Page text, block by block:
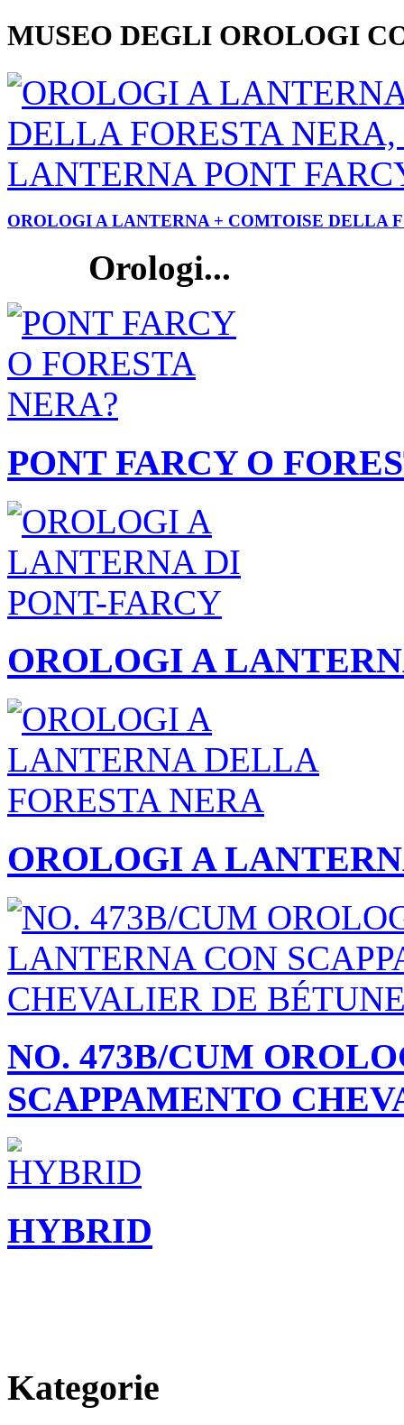
MUSEO DEGLI OROLOGI
OROLOGI A LANTERNA + COMTOISE DELLA
Orologi...
PONT FARCY O
OROLOGI A
OROLOGI A
NO. 473B/CUM
SCAPPAMENTO
HYBRID
Kategorie